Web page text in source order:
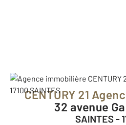
CENTURY 21
32 avenue
SAINTES -